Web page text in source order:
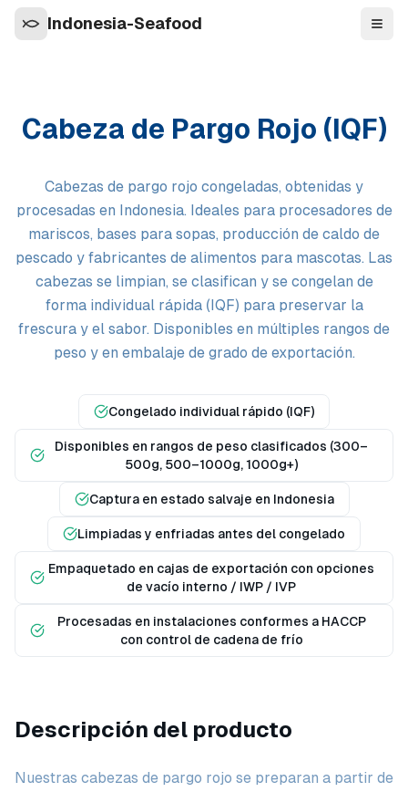
Indonesia-Seafood
Cabeza de Pargo Rojo (IQF)
Cabezas de pargo rojo congeladas, obtenidas y
procesadas en Indonesia. Ideales para procesadores de
mariscos, bases para sopas, producción de caldo de
pescado y fabricantes de alimentos para mascotas. Las
cabezas se limpian, se clasifican y se congelan de
forma individual rápida (IQF) para preservar la
frescura y el sabor. Disponibles en múltiples rangos de
peso y en embalaje de grado de exportación.
Congelado individual rápido (IQF)
Disponibles en rangos de peso clasificados (300–
500g, 500–1000g, 1000g+)
Captura en estado salvaje en Indonesia
Limpiadas y enfriadas antes del congelado
Empaquetado en cajas de exportación con opciones
de vacío interno / IWP / IVP
Procesadas en instalaciones conformes a HACCP
con control de cadena de frío
Descripción del producto
Nuestras cabezas de pargo rojo se preparan a partir de